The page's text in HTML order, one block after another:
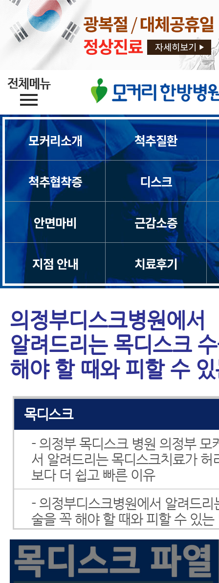
모커리소개 척추질환
척추협착증 디스크
안면마비 근감소증
지점 안내 치료후기
의정부디스크병원에서
알려드리는 목디스크
해야 할 때와 피할 수
척추관협착증
목디스크
- 의정부 목디스크 병원 의정부 모
서 알려드리는 목디스크치료가 허
보다 더 쉽고 빠른 이유
- 의정부디스크병원에서 알려드리
술을 꼭 해야 할 때와 피할 수 있는
- 의정부척추병원 의정부 모커리
려드리는 목디스크 비수술 10일